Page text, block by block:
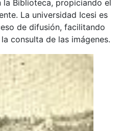
Biblioteca, propiciando el
La universidad Icesi es
de difusión, facilitando
consulta de las imágenes.